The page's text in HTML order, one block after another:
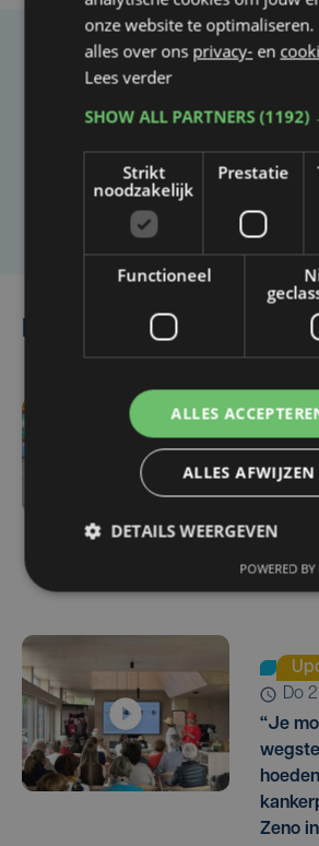
Taalfout
Laat het ons weten
Lees ook
Niels
mama
Kanker
do
“Je
Zeno
onze website te optimaliseren.
alles over ons privacy- en
Lees verder
SHOW ALL PARTNERS(1192)
Strikt
noodzakelijk
Prestatie
Functioneel
ALLES
ALLES AFWIJZEN
DETAILS WEERGEVEN
POWERED